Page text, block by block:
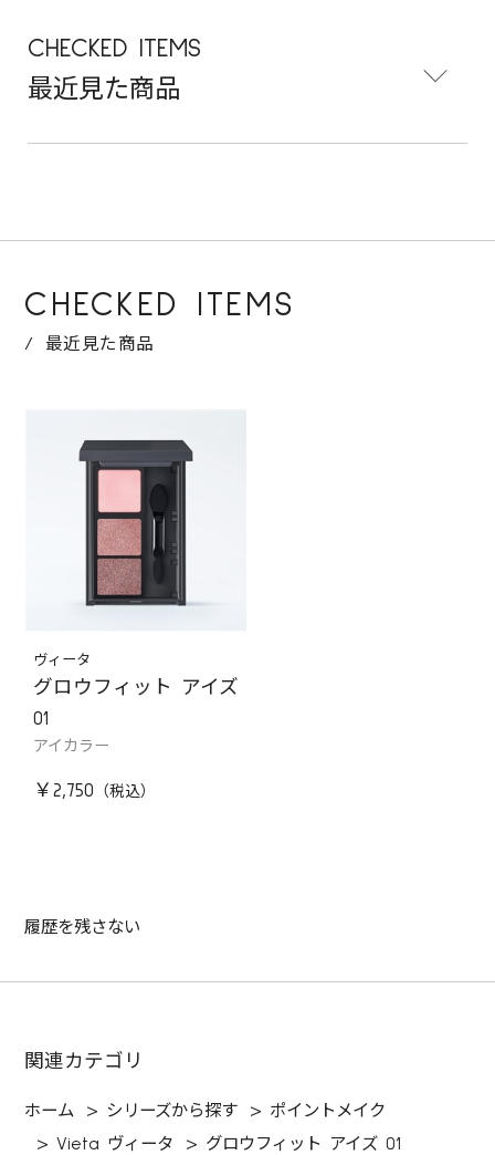
CHECKED ITEMS
最近見た商品
CHECKED ITEMS
最近見た商品
ヴィータ
グロウフィット アイズ
01
アイカラー
￥2,750
履歴を残さない
関連カテゴリ
ホーム > シリーズから探す > ポイントメイク
> Vieta ヴィータ > グロウフィット アイズ 01